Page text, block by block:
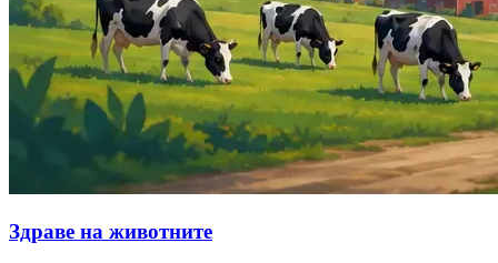
Здраве на животните